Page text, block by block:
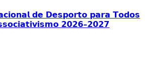
𝗱𝗲 𝗗𝗲𝘀𝗽𝗼𝗿𝘁𝗼 𝗽𝗮𝗿𝗮 𝗧𝗼𝗱𝗼𝘀
𝟮𝟬𝟮𝟲-𝟮𝟬𝟮𝟳